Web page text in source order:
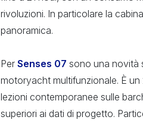
rivoluzioni. In particolare la
panoramica.
Per Senses 07 sono una novità
motoryacht multifunzionale. È
lezioni contemporanee sulle
superiori ai dati di progetto.